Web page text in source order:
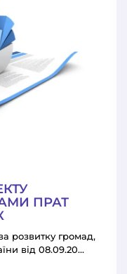
ПРАТ
розвитку громад,
від 08.09.20…